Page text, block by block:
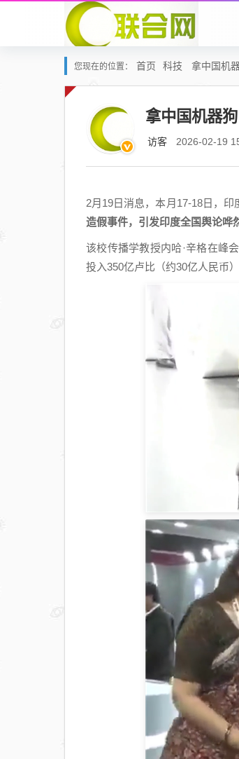
您现在的位置： 首页 科技 拿中国机
拿中国机器
访客 2026-02-19
2月19日消息，本月17-18日，
造假事件，引发印度全国舆论哗
该校传播学教授内哈·辛格在峰
投入350亿卢比（约30亿人民币